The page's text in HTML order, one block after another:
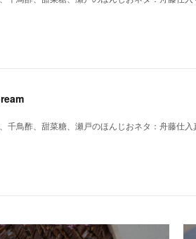
千鳥酢、甜菜糖、瀬戸のほんじおネタ：舟藤仕